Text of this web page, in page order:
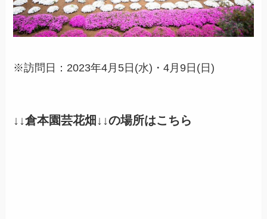
※訪問日：2023年4月5日(水)・4月9日(日)
↓↓倉本園芸花畑↓↓の場所はこちら